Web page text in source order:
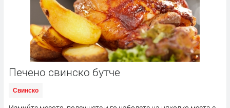
Печено свинско бутче
Свинско